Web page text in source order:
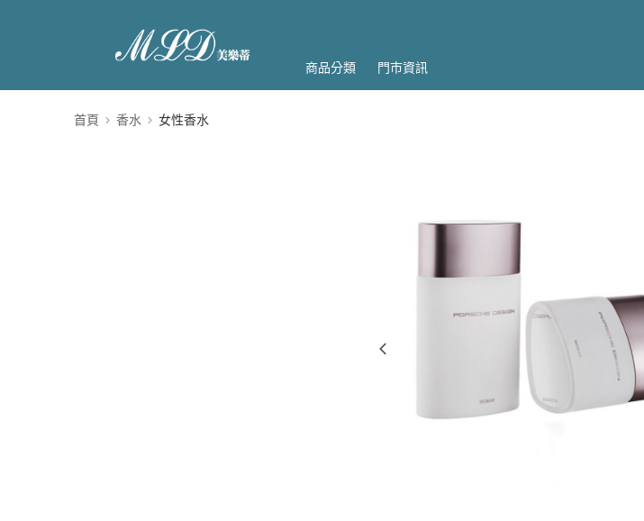
商品分類 門市資訊
首頁 香水 女性香水